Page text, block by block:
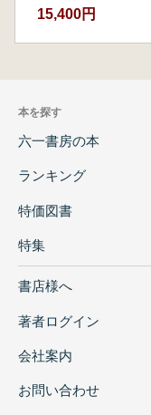
総 論 横穴式
15,400円
本を探す
六一書房の本
ランキング
特価図書
特集
書店様へ
著者ログイン
会社案内
お問い合わせ